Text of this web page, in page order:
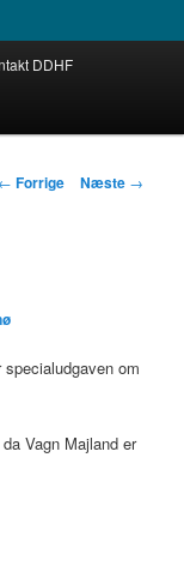
DDHF
Indlægsnavigation
← Forrige Næste →
om
Vagn Majland er